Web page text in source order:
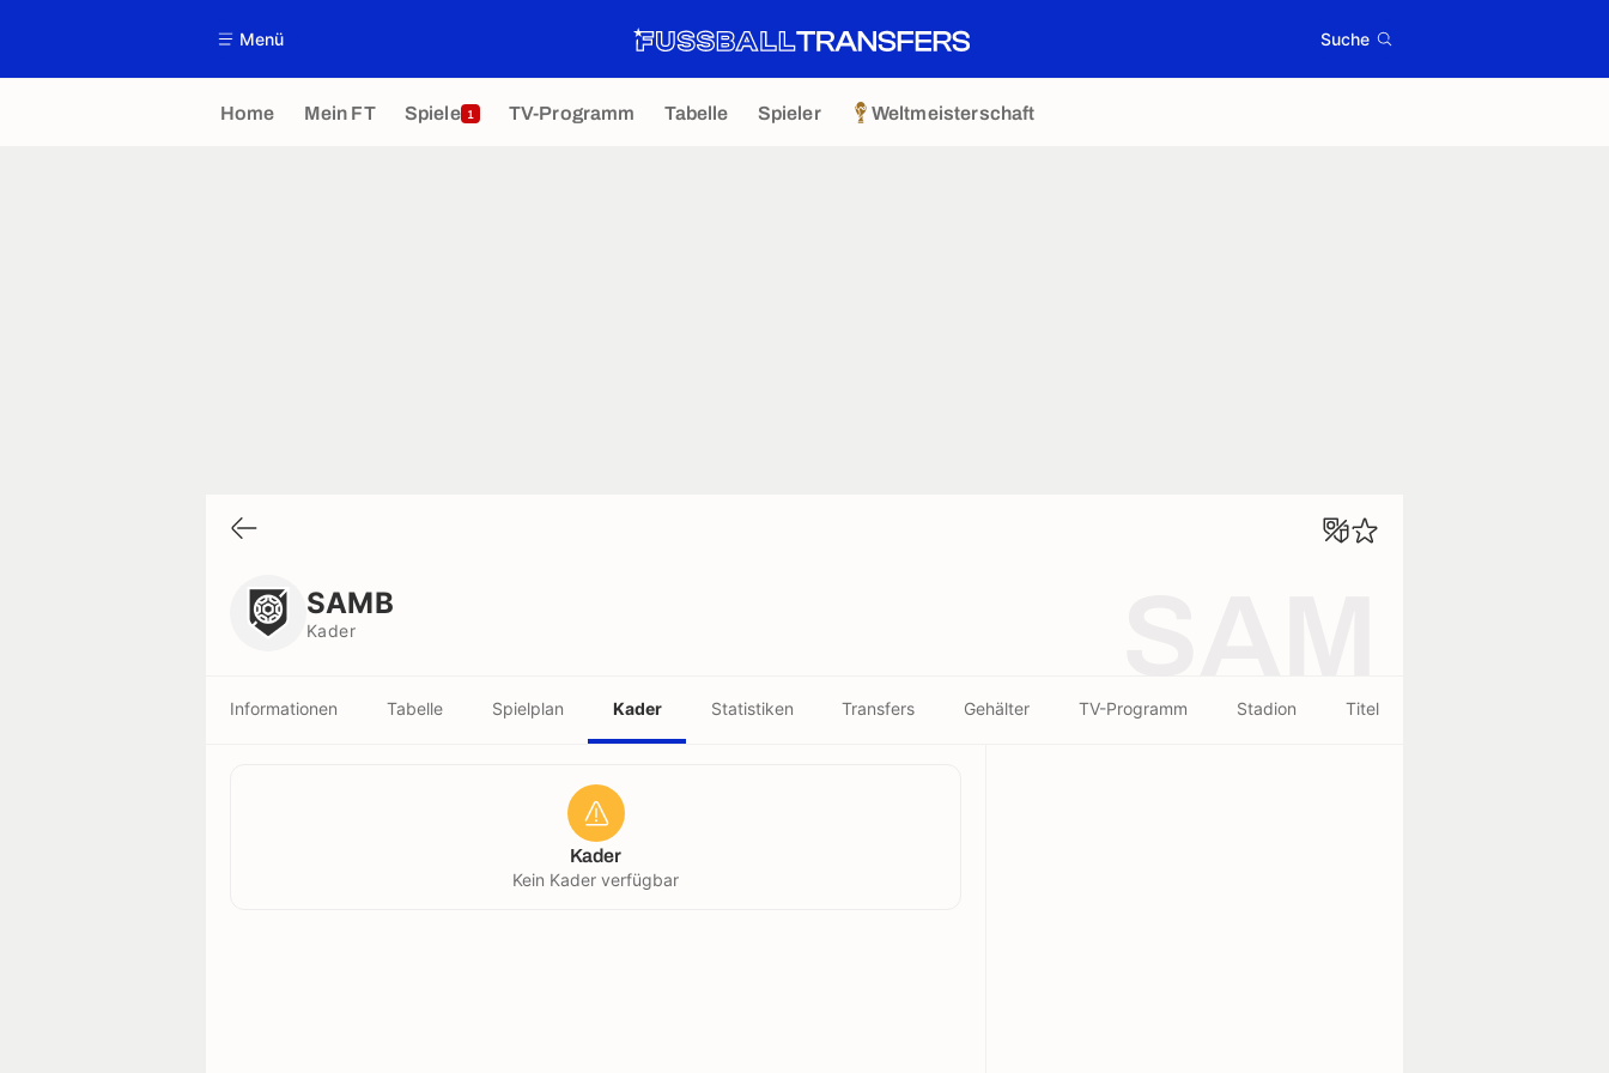
Menü Suche
Home Mein FT Spiele 1 TV-Programm Tabelle Spieler Weltmeisterschaft
SAMB
Kader
Informationen Tabelle Spielplan Kader Statistiken Transfers Gehälter TV-Programm Stadion Titel
Kader
Kein Kader verfügbar